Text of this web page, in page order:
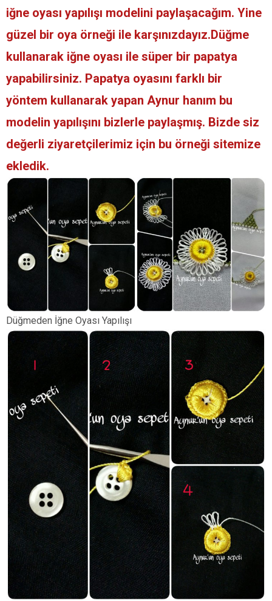
iğne oyası yapılışı modelini paylaşacağım. Yine
güzel bir oya örneği ile karşınızdayız.Düğme
kullanarak iğne oyası ile süper bir papatya
yapabilirsiniz. Papatya oyasını farklı bir
yöntem kullanarak yapan Aynur hanım bu
modelin yapılışını bizlerle paylaşmış. Bizde siz
değerli ziyaretçilerimiz için bu örneği sitemize
ekledik.
Düğmeden İğne Oyası Yapılışı